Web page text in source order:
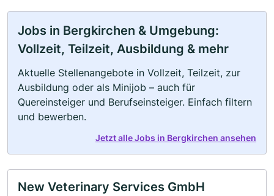
Jobs in Bergkirchen & Umgebung:
Vollzeit, Teilzeit, Ausbildung & mehr
Aktuelle Stellenangebote in Vollzeit, Teilzeit, zur
Ausbildung oder als Minijob – auch für
Quereinsteiger und Berufseinsteiger. Einfach filtern
und bewerben.
Jetzt alle Jobs in Bergkirchen ansehen
New Veterinary Services GmbH